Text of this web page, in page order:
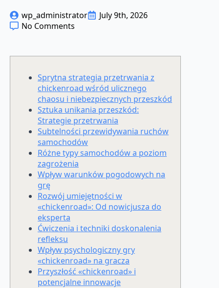
wp_administrator
July 9th, 2026
No Comments
Sprytna strategia przetrwania z
chickenroad wśród ulicznego
chaosu i niebezpiecznych przeszkód
Sztuka unikania przeszkód:
Strategie przetrwania
Subtelności przewidywania ruchów
samochodów
Różne typy samochodów a poziom
zagrożenia
Wpływ warunków pogodowych na
grę
Rozwój umiejętności w
«chickenroad»: Od nowicjusza do
eksperta
Ćwiczenia i techniki doskonalenia
refleksu
Wpływ psychologiczny gry
«chickenroad» na gracza
Przyszłość «chickenroad» i
potencjalne innowacje